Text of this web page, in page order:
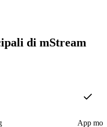
di mStream
App